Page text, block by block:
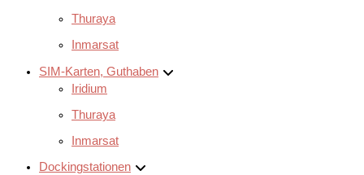
Thuraya
Inmarsat
SIM-Karten, Guthaben
Iridium
Thuraya
Inmarsat
Dockingstationen